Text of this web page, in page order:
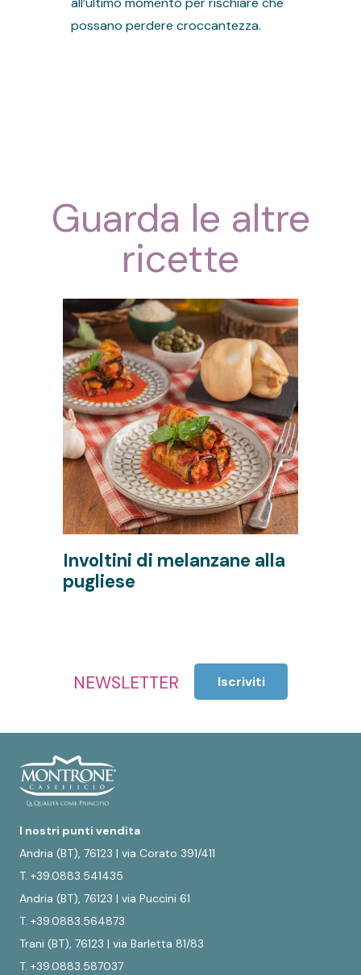
possano perdere croccantezza.
Guarda le altre
ricette
Involtini di melanzane alla
pugliese
NEWSLETTER Iscriviti
I nostri punti vendita
Andria (BT), 76123 | via Corato 391/411
T. +39.0883.541435
Andria (BT), 76123 | via Puccini 61
T. +39.0883.564873
Trani (BT), 76123 | via Barletta 81/83
T. +39.0883.587037